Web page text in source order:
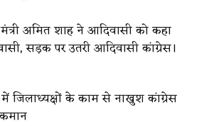
अमित शाह ने आदिवासी को कहा
सड़क पर उतरी आदिवासी कांग्रेस।
में जिलाध्यक्षों के काम से नाखुश कांग्रेस